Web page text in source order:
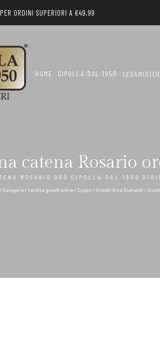
ORDINI SUPERIORI A €49,99
HOME CIPOLLA DAL 1950
catena Rosario
ROSARIO ORO CIPOLLA DAL 1950
/ Categorie / Vendita gioielli online / Scopri / Gioielli Oro e Diamanti /